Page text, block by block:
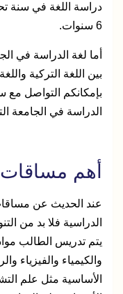
دراسة اللغة في سنة
6 سنوات.
أما لغة الدراسة في
بين اللغة التركية
بإمكانكم التواصل مع
الدراسة في الجامعة
أهم
عند الحديث عن
الدراسية فلا بد من
يتم تدريس الطالب
والكيمياء والفيزياء
الأساسية مثل علم